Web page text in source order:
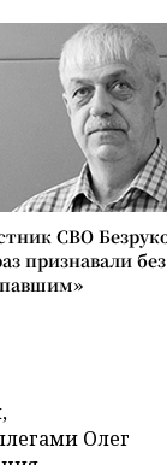
СВО
признавали
Олег